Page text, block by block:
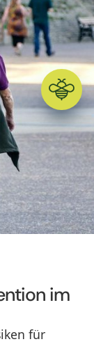
im
für